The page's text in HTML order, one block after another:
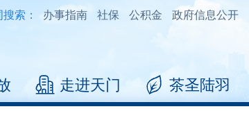
索： 办事指南 社保 公积金 政府信息公开
走进天门 茶圣陆羽